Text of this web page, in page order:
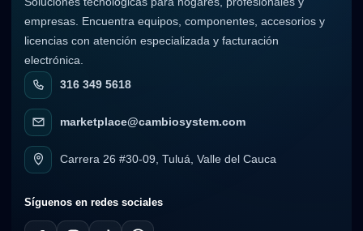
empresas. Encuentra equipos, componentes, accesorios y
licencias con atención especializada y facturación
electrónica.
316 349 5618
marketplace@cambiosystem.com
Carrera 26 #30-09, Tuluá, Valle del Cauca
Síguenos en redes sociales